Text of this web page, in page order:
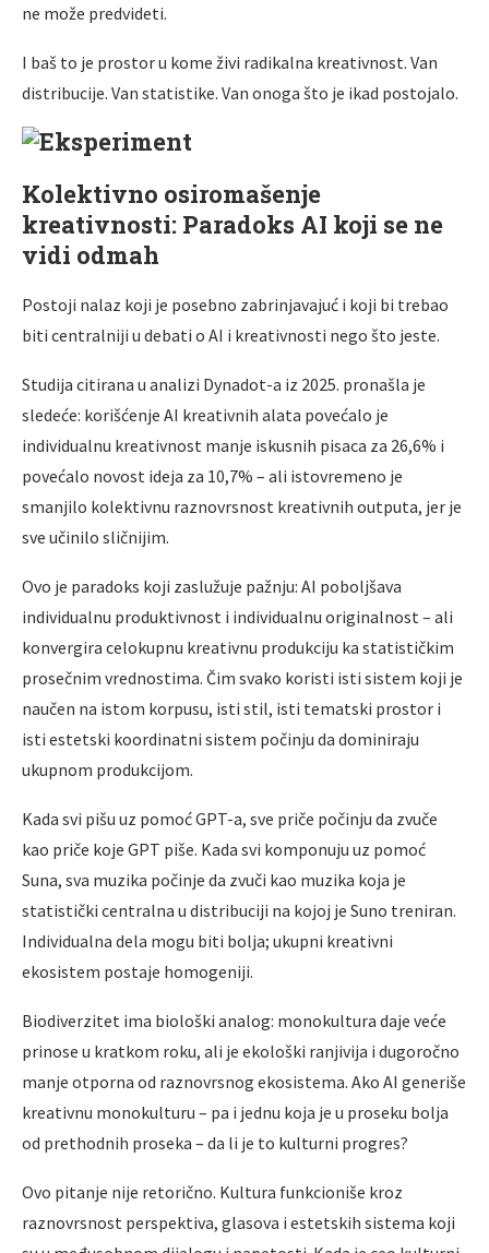
ne može predvideti.
I baš to je prostor u kome živi radikalna kreativnost. Van
distribucije. Van statistike. Van onoga što je ikad postojalo.
Kolektivno osiromašenje
kreativnosti: Paradoks AI koji se ne
vidi odmah
Postoji nalaz koji je posebno zabrinjavajuć i koji bi trebao
biti centralniji u debati o AI i kreativnosti nego što jeste.
Studija citirana u analizi Dynadot-a iz 2025. pronašla je
sledeće: korišćenje AI kreativnih alata povećalo je
individualnu kreativnost manje iskusnih pisaca za 26,6% i
povećalo novost ideja za 10,7% – ali istovremeno je
smanjilo kolektivnu raznovrsnost kreativnih outputa, jer je
sve učinilo sličnijim.
Ovo je paradoks koji zaslužuje pažnju: AI poboljšava
individualnu produktivnost i individualnu originalnost – ali
konvergira celokupnu kreativnu produkciju ka statističkim
prosečnim vrednostima. Čim svako koristi isti sistem koji je
naučen na istom korpusu, isti stil, isti tematski prostor i
isti estetski koordinatni sistem počinju da dominiraju
ukupnom produkcijom.
Kada svi pišu uz pomoć GPT-a, sve priče počinju da zvuče
kao priče koje GPT piše. Kada svi komponuju uz pomoć
Suna, sva muzika počinje da zvuči kao muzika koja je
statistički centralna u distribuciji na kojoj je Suno treniran.
Individualna dela mogu biti bolja; ukupni kreativni
ekosistem postaje homogeniji.
Biodiverzitet ima biološki analog: monokultura daje veće
prinose u kratkom roku, ali je ekološki ranjivija i dugoročno
manje otporna od raznovrsnog ekosistema. Ako AI generiše
kreativnu monokulturu – pa i jednu koja je u proseku bolja
od prethodnih proseka – da li je to kulturni progres?
Ovo pitanje nije retorično. Kultura funkcioniše kroz
raznovrsnost perspektiva, glasova i estetskih sistema koji